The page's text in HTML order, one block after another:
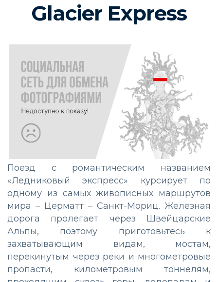
Glacier Express
Поезд с романтическим названием
«Ледниковый экспресс» курсирует по
одному из самых живописных маршрутов
мира – Церматт – Санкт-Мориц. Железная
дорога пролегает через Швейцарские
Альпы, поэтому приготовьтесь к
захватывающим видам, мостам,
перекинутым через реки и многометровые
пропасти, километровым тоннелям,